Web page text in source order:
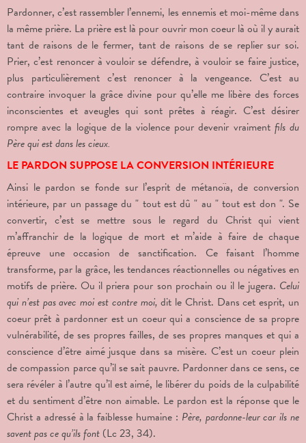
Pardonner, c’est rassembler l’ennemi, les ennemis et moi-même dans
la même prière. La prière est là pour ouvrir mon coeur là où il y aurait
tant de raisons de le fermer, tant de raisons de se replier sur soi.
Prier, c’est renoncer à vouloir se défendre, à vouloir se faire justice,
plus particulièrement c’est renoncer à la vengeance. C’est au
contraire invoquer la grâce divine pour qu’elle me libère des forces
inconscientes et aveugles qui sont prêtes à réagir. C’est désirer
rompre avec la logique de la violence pour devenir vraiment fils du
Père qui est dans les cieux.
LE PARDON SUPPOSE LA CONVERSION INTÉRIEURE
Ainsi le pardon se fonde sur l’esprit de métanoïa, de conversion
intérieure, par un passage du " tout est dû " au " tout est don ". Se
convertir, c’est se mettre sous le regard du Christ qui vient
m’affranchir de la logique de mort et m’aide à faire de chaque
épreuve une occasion de sanctification. Ce faisant l’homme
transforme, par la grâce, les tendances réactionnelles ou négatives en
motifs de prière. Ou il priera pour son prochain ou il le jugera. Celui
qui n’est pas avec moi est contre moi,dit le Christ. Dans cet esprit, un
coeur prêt à pardonner est un coeur qui a conscience de sa propre
vulnérabilité, de ses propres failles, de ses propres manques et qui a
conscience d’être aimé jusque dans sa misère. C’est un coeur plein
de compassion parce qu’il se sait pauvre. Pardonner dans ce sens, ce
sera révéler à l’autre qu’il est aimé, le libérer du poids de la culpabilité
et du sentiment d’être non aimable. Le pardon est la réponse que le
Christ a adressé à la faiblesse humaine : Père, pardonne-leur car ils ne
savent pas ce qu’ils font (Lc 23, 34).